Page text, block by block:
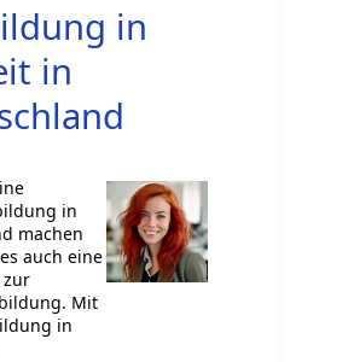
in
in
in
machen
auch eine
zur
Mit
in